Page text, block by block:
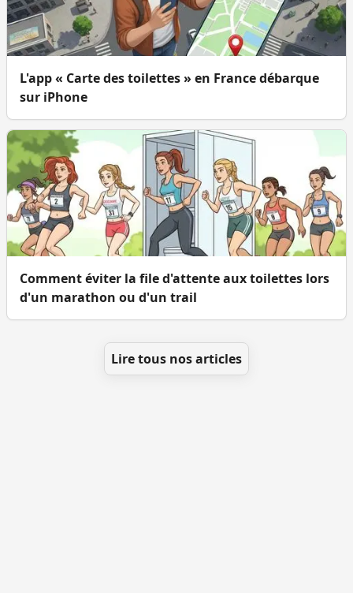
L'app « Carte des toilettes » en France débarque
sur iPhone
Comment éviter la file d'attente aux toilettes lors
d'un marathon ou d'un trail
Lire tous nos articles